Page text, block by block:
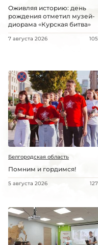
Оживляя историю: день
рождения отметил музей-
диорама «Курская битва»
7 августа 2026 105
Белгородская область
Помним и гордимся!
5 августа 2026 127